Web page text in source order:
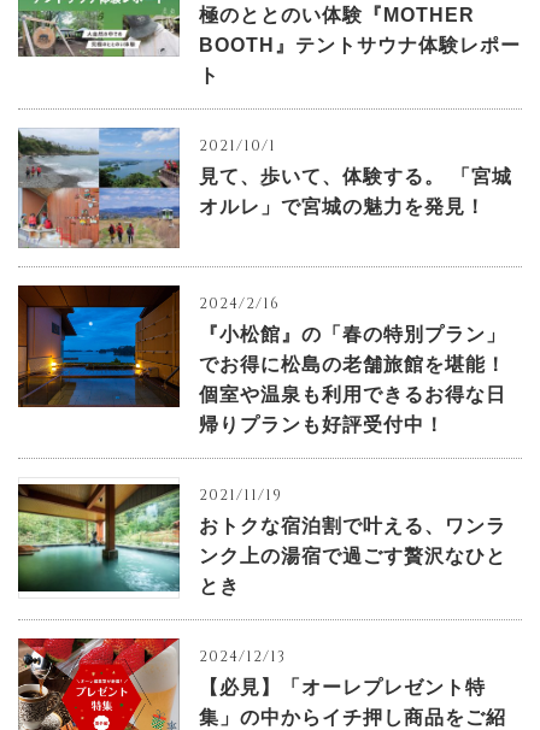
極のととのい体験『MOTHER
BOOTH』テントサウナ体験レポー
ト
2021/10/1
見て、歩いて、体験する。 「宮城
オルレ」で宮城の魅力を発見！
2024/2/16
『小松館』の「春の特別プラン」
でお得に松島の老舗旅館を堪能！
個室や温泉も利用できるお得な日
帰りプランも好評受付中！
2021/11/19
おトクな宿泊割で叶える、ワンラ
ンク上の湯宿で過ごす贅沢なひと
とき
2024/12/13
【必見】「オーレプレゼント特
集」の中からイチ押し商品をご紹